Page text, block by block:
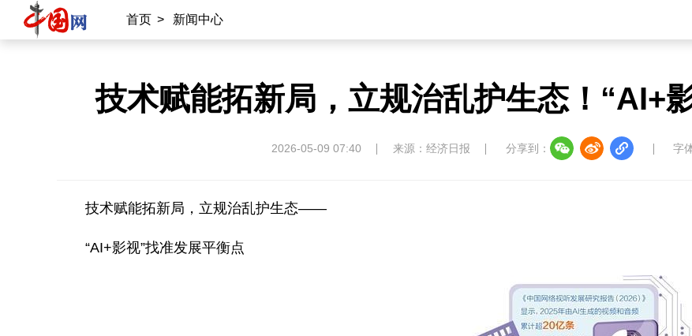
首页 > 新闻中心
技术赋能拓新局，立规治乱护生态！“AI+
2026-05-09 07:40 来源：经济日报 分享到： 字
技术赋能拓新局，立规治乱护生态——
“AI+影视”找准发展平衡点